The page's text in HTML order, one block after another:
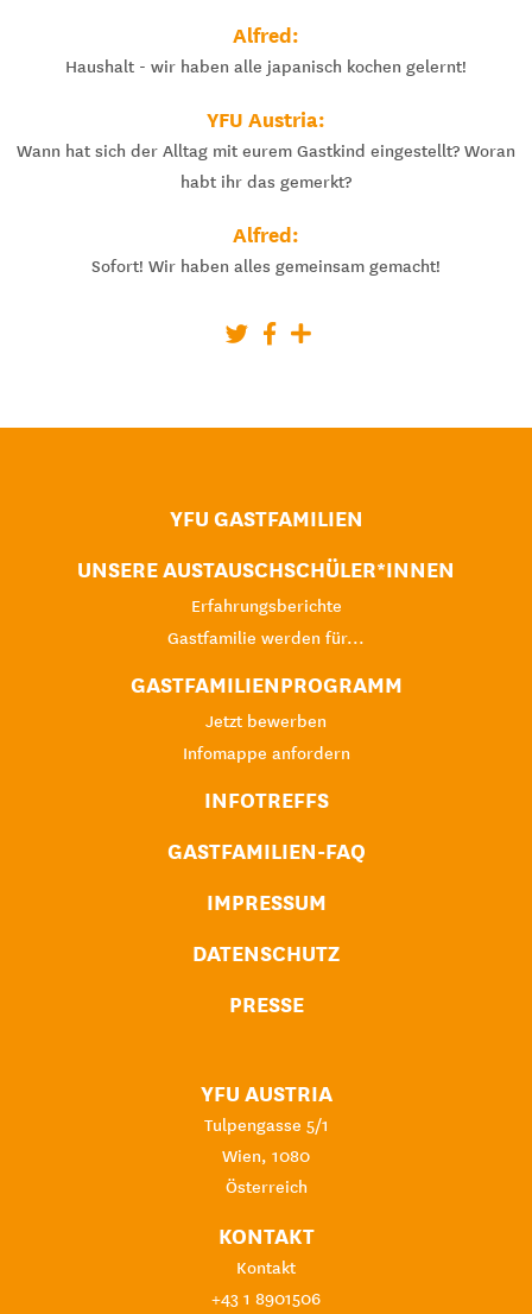
Alfred:
Haushalt - wir haben alle japanisch kochen gelernt!
YFU Austria:
Wann hat sich der Alltag mit eurem Gastkind eingestellt? Woran
habt ihr das gemerkt?
Alfred:
Sofort! Wir haben alles gemeinsam gemacht!
YFU GASTFAMILIEN
UNSERE AUSTAUSCHSCHÜLER*INNEN
Erfahrungsberichte
Gastfamilie werden für...
GASTFAMILIENPROGRAMM
Jetzt bewerben
Infomappe anfordern
INFOTREFFS
GASTFAMILIEN-FAQ
IMPRESSUM
DATENSCHUTZ
PRESSE
YFU AUSTRIA
Tulpengasse 5/1
Wien, 1080
Österreich
KONTAKT
Kontakt
+43 1 8901506